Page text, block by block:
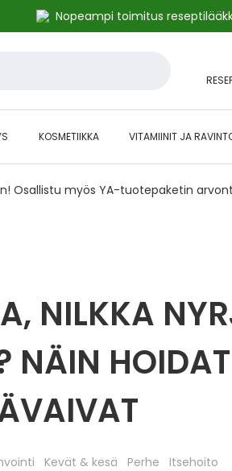
Nopeampi toimitus
KOSMETIIKKA VITAMIINIT JA
Osallistu myös YA-tuotepaketin
NILKKA
NÄIN HOIDAT
Kevät & kesä Perhe Itsehoito